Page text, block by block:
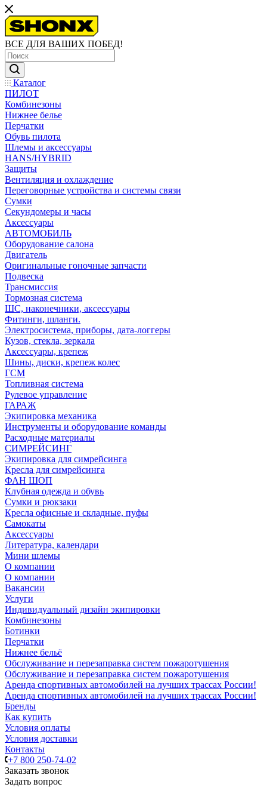
ВСЕ ДЛЯ ВАШИХ ПОБЕД!
Каталог
ПИЛОТ
Комбинезоны
Нижнее белье
Перчатки
Обувь пилота
Шлемы и аксессуары
HANS/HYBRID
Защиты
Вентиляция и охлаждение
Переговорные устройства и системы связи
Сумки
Секундомеры и часы
Аксессуары
АВТОМОБИЛЬ
Оборудование салона
Двигатель
Оригинальные гоночные запчасти
Подвеска
Трансмиссия
Тормозная система
ШС, наконечники, аксессуары
Фитинги, шланги.
Электросистема, приборы, дата-логгеры
Кузов, стекла, зеркала
Аксессуары, крепеж
Шины, диски, крепеж колес
ГСМ
Топливная система
Рулевое управление
ГАРАЖ
Экипировка механика
Инструменты и оборудование команды
Расходные материалы
СИМРЕЙСИНГ
Экипировка для симрейсинга
Кресла для симрейсинга
ФАН ШОП
Клубная одежда и обувь
Сумки и рюкзаки
Кресла офисные и складные, пуфы
Самокаты
Аксессуары
Литература, календари
Мини шлемы
О компании
О компании
Вакансии
Услуги
Индивидуальный дизайн экипировки
Комбинезоны
Ботинки
Перчатки
Нижнее бельё
Обслуживание и перезаправка систем пожаротушения
Обслуживание и перезаправка систем пожаротушения
Аренда спортивных автомобилей на лучших трассах России!
Аренда спортивных автомобилей на лучших трассах России!
Бренды
Как купить
Условия оплаты
Условия доставки
Контакты
+7 800 250-74-02
Заказать звонок
Задать вопрос